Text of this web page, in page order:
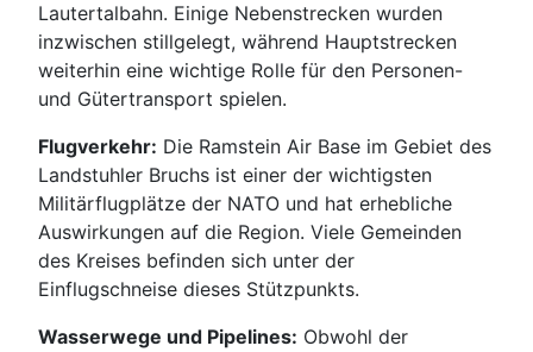
Lautertalbahn. Einige Nebenstrecken wurden
inzwischen stillgelegt, während Hauptstrecken
weiterhin eine wichtige Rolle für den Personen-
und Gütertransport spielen.
Flugverkehr: Die Ramstein Air Base im Gebiet des
Landstuhler Bruchs ist einer der wichtigsten
Militärflugplätze der NATO und hat erhebliche
Auswirkungen auf die Region. Viele Gemeinden
des Kreises befinden sich unter der
Einflugschneise dieses Stützpunkts.
Wasserwege und Pipelines: Obwohl der